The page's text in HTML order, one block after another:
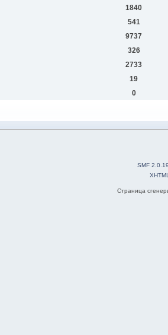
1840
541
9737
326
2733
19
0
SMF
Страница